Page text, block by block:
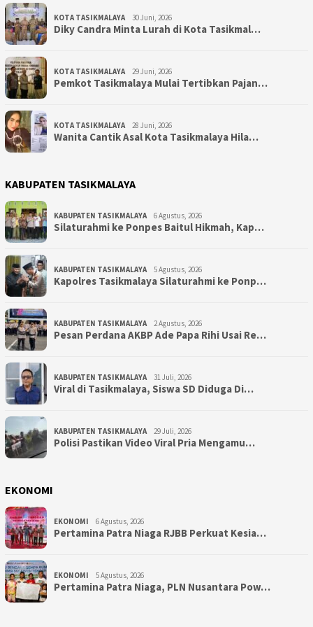
KOTA TASIKMALAYA 30 Juni, 2026
Diky Candra Minta Lurah di Kota Tasikmal…
KOTA TASIKMALAYA 29 Juni, 2026
Pemkot Tasikmalaya Mulai Tertibkan Pajan…
KOTA TASIKMALAYA 28 Juni, 2026
Wanita Cantik Asal Kota Tasikmalaya Hila…
KABUPATEN TASIKMALAYA
KABUPATEN TASIKMALAYA 6 Agustus, 2026
Silaturahmi ke Ponpes Baitul Hikmah, Kap…
KABUPATEN TASIKMALAYA 5 Agustus, 2026
Kapolres Tasikmalaya Silaturahmi ke Ponp…
KABUPATEN TASIKMALAYA 2 Agustus, 2026
Pesan Perdana AKBP Ade Papa Rihi Usai Re…
KABUPATEN TASIKMALAYA 31 Juli, 2026
Viral di Tasikmalaya, Siswa SD Diduga Di…
KABUPATEN TASIKMALAYA 29 Juli, 2026
Polisi Pastikan Video Viral Pria Mengamu…
EKONOMI
EKONOMI 6 Agustus, 2026
Pertamina Patra Niaga RJBB Perkuat Kesia…
EKONOMI 5 Agustus, 2026
Pertamina Patra Niaga, PLN Nusantara Pow…